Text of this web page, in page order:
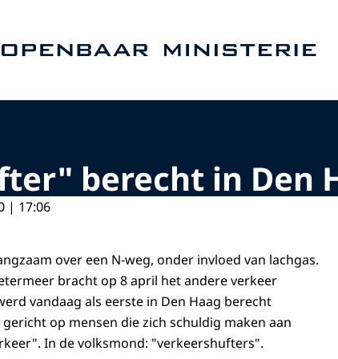
berecht in Den
| 17:06
over een N-weg, onder invloed van lachgas.
bracht op 8 april het andere verkeer
vandaag als eerste in Den Haag berecht
op mensen die zich schuldig maken aan
In de volksmond: "verkeershufters".